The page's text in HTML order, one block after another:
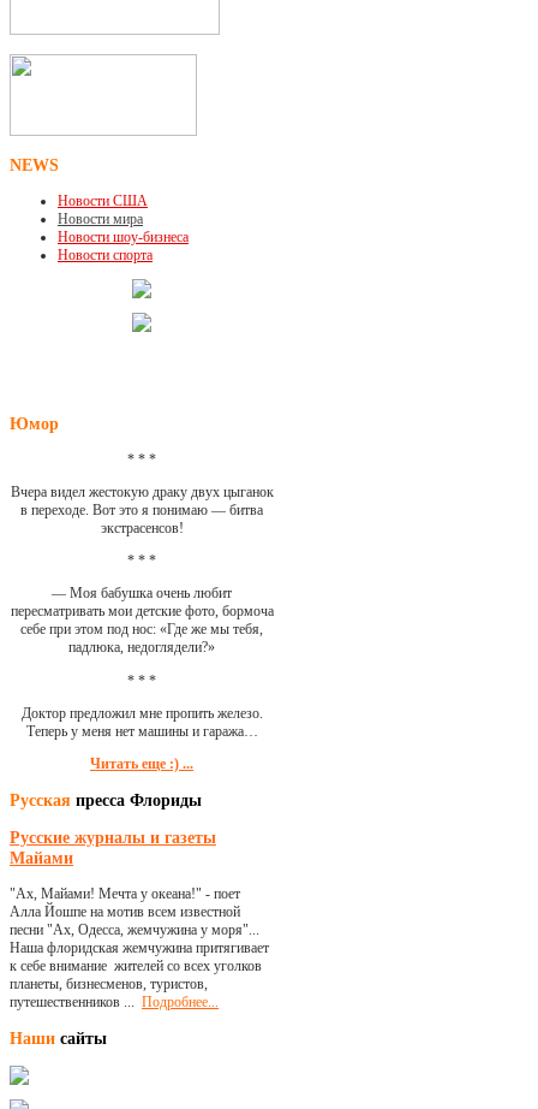
NEWS
Новости США
Новости мира
Новости шоу-бизнеса
Новости спорта
Юмор
* * *
Вчера видел жестокую драку двух цыганок
в переходе. Вот это я понимаю — битва
экстрасенсов!
* * *
— Моя бабушка очень любит
пересматривать мои детские фото, бормоча
себе при этом под нос: «Где же мы тебя,
падлюка, недоглядели?»
* * *
Доктор предложил мне пропить железо.
Теперь у меня нет машины и гаража…
Читать еще :) ...
Русская пресса Флориды
Русские журналы и газеты
Майами
"Ах, Майами! Мечта у океана!" - поет
Алла Йошпе на мотив всем известной
песни "Ах, Одесса, жемчужина у моря"...
Наша флоридская жемчужина притягивает
к себе внимание жителей со всех уголков
планеты, бизнесменов, туристов,
путешественников ... Подробнее...
Наши сайты